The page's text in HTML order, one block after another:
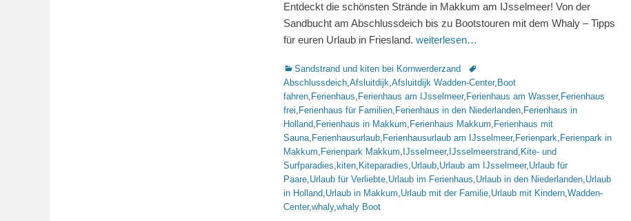
Entdeckt die schönsten Strände in Makkum am IJsselmeer! Von der
Sandbucht am Abschlussdeich bis zu Bootstouren mit dem Whaly – Tipps
für euren Urlaub in Friesland. weiterlesen…
Kategorien
Sandstrand und kiten bei Kornwerderzand
Schlagworte
Abschlussdeich,Afsluitdijk,Afsluitdijk Wadden-Center, Boot
fahren, Ferienhaus, Ferienhaus am IJsselmeer, Ferienhaus am Wasser, Ferienhaus
frei, Ferienhaus für Familien, Ferienhaus in den Niederlanden, Ferienhaus in
Holland, Ferienhaus in Makkum, Ferienhaus Makkum, Ferienhaus mit
Sauna, Ferienhausurlaub, Ferienhausurlaub am IJsselmeer, Ferienpark, Ferienpark in
Makkum, Ferienpark Makkum, IJsselmeer, IJsselmeerstrand, Kite- und
Surfparadies, kiten, Kiteparadies,Urlaub,Urlaub am IJsselmeer,Urlaub für
Paare,Urlaub für Verliebte,Urlaub im Ferienhaus,Urlaub in den Niederlanden,Urlaub
in Holland,Urlaub in Makkum,Urlaub mit der Familie,Urlaub mit Kindern,Wadden-
Center,whaly,whaly Boot